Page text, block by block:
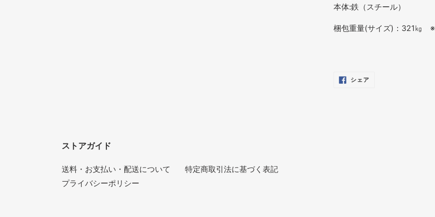
本体:鉄（スチール）
梱包重量(サイズ)：321㎏
シェアFACEBOOK
ストアガイド
送料・お支払い・配送について
特定商取引法に基づく表記
プライバシーポリシー